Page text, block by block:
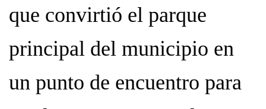
que convirtió el parque
principal del municipio en
un punto de encuentro para